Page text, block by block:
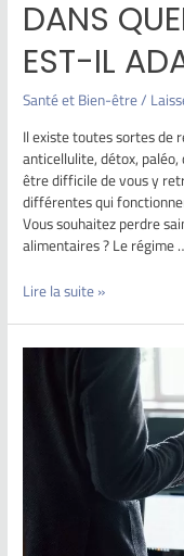
DANS
EST-IL
Santé et Bien-être/
Il existe toutes sortes de
anticellulite, détox,
être difficile de vous y
différentes qui
Vous souhaitez perdre
alimentaires ? Le régime
Lire la suite »